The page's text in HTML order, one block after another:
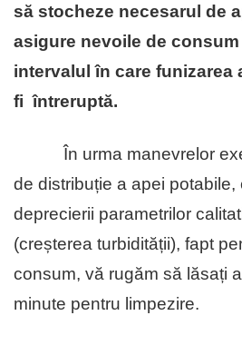
să stocheze necesarul de
asigure nevoile de
intervalul în care funizarea
fi întreruptă.
În urma manevrelor
de distribuție a apei potabile,
deprecierii parametrilor
(creșterea turbidității), fapt
consum, vă rugăm să lăsați
minute pentru limpezire.